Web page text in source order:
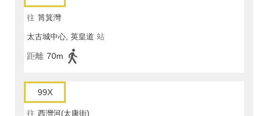
往 筲箕灣
太古城中心, 英皇道 站
距離 70m
99X
往 西灣河(太康街)